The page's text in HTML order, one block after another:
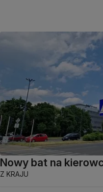
Nowy bat na
Z KRAJU